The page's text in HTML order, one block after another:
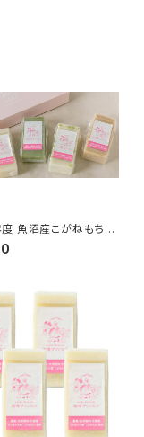
魚沼産こがねもち
1パ
り）